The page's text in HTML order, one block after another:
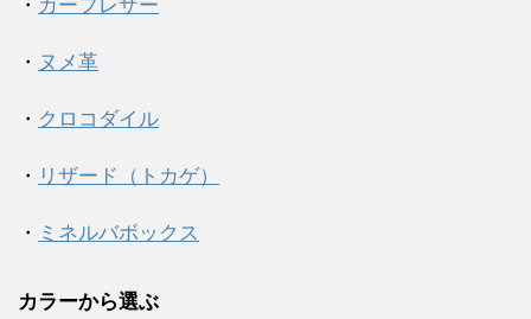
・ カーフレザー
・ ヌメ革
・ クロコダイル
・ リザード（トカゲ）
・ ミネルバボックス
カラーから選ぶ